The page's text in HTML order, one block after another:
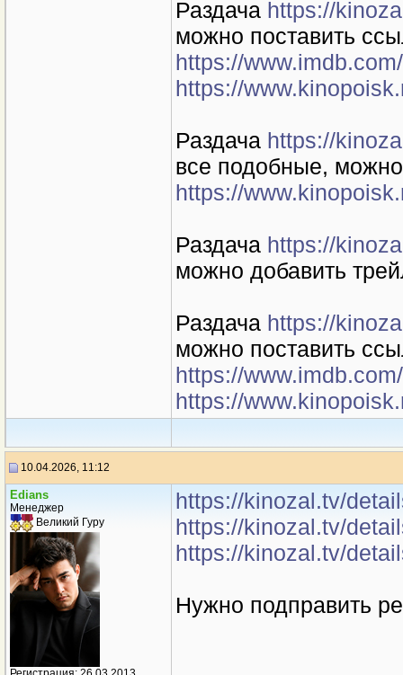
Раздача https://
можно поставить
https://
https://
Раздача https://
все подобные,
https://
Раздача https://
можно добавить
Раздача https://
можно поставить
https://
https://
10.04.2026, 11:12
Edians
Менеджер
Великий Гуру
https://kinozal.tv/
https://kinozal.tv/
https://kinozal.tv/
Нужно подправить